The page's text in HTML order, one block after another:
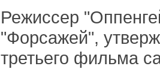
Режиссер
"Форсажей",
третьего фильма